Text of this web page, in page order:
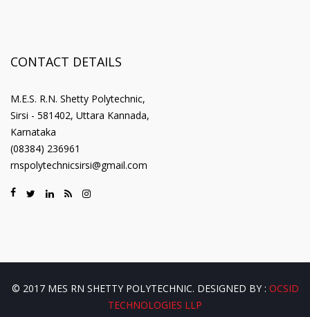
CONTACT DETAILS
M.E.S. R.N. Shetty Polytechnic,
Sirsi - 581402, Uttara Kannada,
Karnataka
(08384) 236961
rnspolytechnicsirsi@gmail.com
© 2017 MES RN SHETTY POLYTECHNIC. DESIGNED BY : OCSID
TECHNOLOGIES LLP